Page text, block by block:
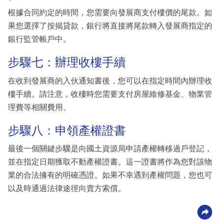
根據合同約定的時間，您需要向發展商支付樓價的尾款。如
果您選擇了按揭貸款，銀行將直接將尾款轉入發展商指定的
銀行監管帳戶中。
步驟七：辦理收樓手續
在收到發展商的入伙通知書後，您可以在指定時間內辦理收
樓手續。請注意，收樓時您需要支付房屋維修基金、物業管
理費等相關費用。
步驟八：申領產權證書
最後一個關鍵步驟是向國土資源局申請產權轉移過戶登記，
並在指定日期獲取不動產權證書。這一證書將作為您對該物
業的合法擁有的明確憑證。如果不幸遇到產權問題，您也可
以及時通過法律途徑向賣方索償。